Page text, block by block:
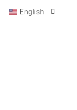
English
Bahasa Indonesia